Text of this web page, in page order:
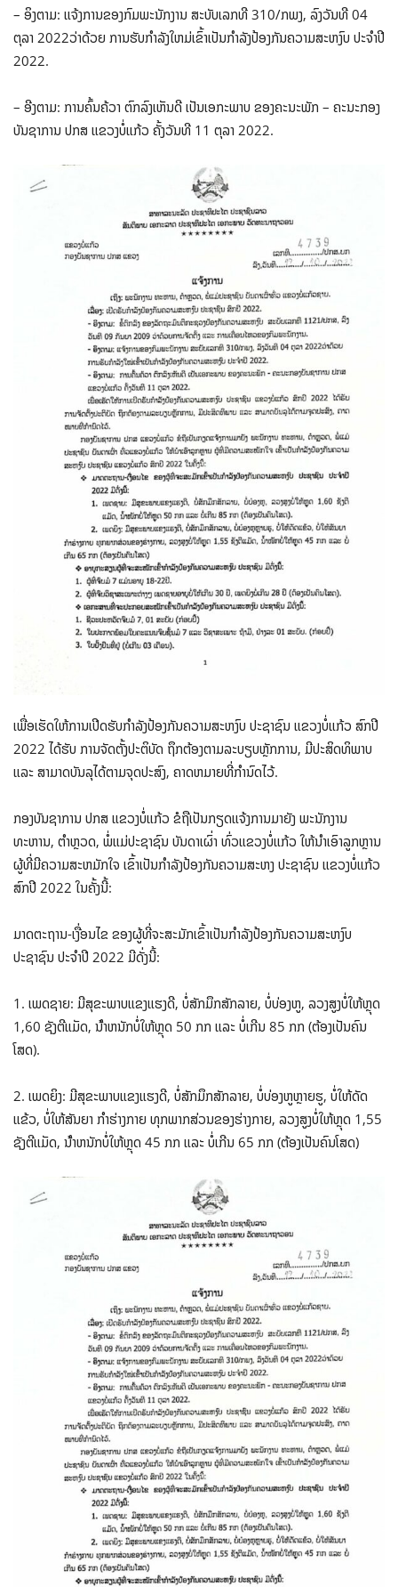
– ອິງຕາມ: ແຈ້ງການຂອງກົມພະນັກງານ ສະບັບເລກທີ 310/ກພງ, ລົງວັນທີ 04
ຕຸລາ 2022ວ່າດ້ວຍ ການຮັບກໍາລັງໃຫມ່ເຂົ້າເປັນກໍາລັງປ້ອງກັນຄວາມສະຫງົບ ປະຈໍາປີ
2022.
– ອີງຕາມ: ການຄົ້ນຄ້ວາ ຕົກລົງເຫັນດີ ເປັນເອກະພາບ ຂອງຄະນະພັກ – ຄະນະກອງ
ບັນຊາການ ປກສ ແຂວງບໍ່ແກ້ວ ຄັ້ງວັນທີ 11 ຕຸລາ 2022.
ເພື່ອເຮັດໃຫ້ການເປີດຮັບກໍາລັງປ້ອງກັນຄວາມສະຫງົບ ປະຊາຊົນ ແຂວງບໍ່ແກ້ວ ສົກປີ
2022 ໄດ້ຮັບ ການຈັດຕັ້ງປະຕິບັດ ຖຶກຕ້ອງຕາມລະບຽບຫຼັກການ, ມີປະສິດທິພາບ
ແລະ ສາມາດບັນລຸໄດ້ຕາມຈຸດປະສົງ, ຄາດຫມາຍທີ່ກໍານົດໄວ້.
ກອງບັນຊາການ ປກສ ແຂວງບໍ່ແກ້ວ ຂໍຖືເປັນກຽດແຈ້ງການມາຍັງ ພະນັກງານ
ທະຫານ, ຕໍາຫຼວດ, ພໍ່ແມ່ປະຊາຊົນ ບັນດາເຜົ່າ ທົ່ວແຂວງບໍ່ແກ້ວ ໃຫ້ນໍາເອົາລູກຫຼານ
ຜູ້ທີ່ມີຄວາມສະຫມັກໃຈ ເຂົ້າເປັນກໍາລັງປ້ອງກັນຄວາມສະຫງ ປະຊາຊົນ ແຂວງບໍ່ແກ້ວ
ສົກປີ 2022 ໃນຄັ້ງນີ້:
ມາດຕະຖານ-ເງື່ອນໄຂ ຂອງຜູ້ທີ່ຈະສະມັກເຂົ້າເປັນກໍາລັງປ້ອງກັນຄວາມສະຫງົບ
ປະຊາຊົນ ປະຈໍາປີ 2022 ມີດັ່ງນີ້:
1. ເພດຊາຍ: ມີສຸຂະພາບແຂງແຮງດີ, ບໍ່ສັກມຶກສັກລາຍ, ບໍ່ບ່ອງຫູ, ລວງສູງບໍ່ໃຫ້ຫຼຸດ
1,60 ຊັງຕີແມັດ, ນ້ໍາຫນັກບໍ່ໃຫ້ຫຼຸດ 50 ກກ ແລະ ບໍ່ເກີນ 85 ກກ (ຕ້ອງເປັນຄົນ
ໂສດ).
2. ເພດຍິງ: ມີສຸຂະພາບແຂງແຮງດີ, ບໍ່ສັກມຶກສັກລາຍ, ບໍ່ບ່ອງຫູຫຼາຍຮູ, ບໍ່ໃຫ້ດັດ
ແຂ້ວ, ບໍ່ໃຫ້ສັນຍາ ກໍາຮ່າງກາຍ ທຸກພາກສ່ວນຂອງຮ່າງກາຍ, ລວງສູງບໍ່ໃຫ້ຫຼຸດ 1,55
ຊັງຕີແມັດ, ນ້ໍາຫນັກບໍ່ໃຫ້ຫຼຸດ 45 ກກ ແລະ ບໍ່ເກີນ 65 ກກ (ຕ້ອງເປັນຄົນໂສດ)